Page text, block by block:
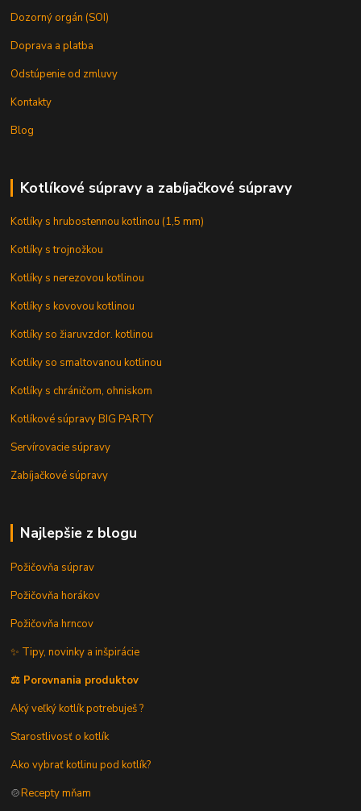
Dozorný orgán (SOI)
Doprava a platba
Odstúpenie od zmluvy
Kontakty
Blog
Kotlíkové súpravy a zabíjačkové súpravy
Kotlíky s hrubostennou kotlinou (1,5 mm)
Kotlíky s trojnožkou
Kotlíky s nerezovou kotlinou
Kotlíky s kovovou kotlinou
Kotlíky so žiaruvzdor. kotlinou
Kotlíky so smaltovanou kotlinou
Kotlíky s chráničom, ohniskom
Kotlíkové súpravy BIG PARTY
Servírovacie súpravy
Zabíjačkové súpravy
Najlepšie z blogu
Požičovňa súprav
Požičovňa horákov
Požičovňa hrncov
✨ Tipy, novinky a inšpirácie
⚖️ Porovnania produktov
Aký veľký kotlík potrebuješ ?
Starostlivosť o kotlík
Ako vybrať kotlinu pod kotlík?
🍲Recepty mňam